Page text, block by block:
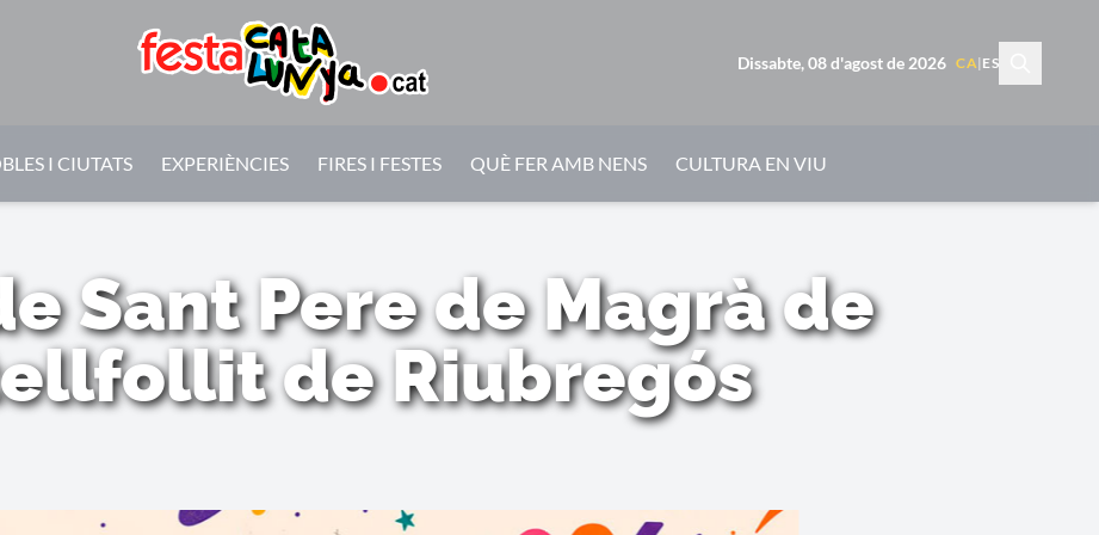
Dissabte, 08 d'agost de 2026 CA| ES
I CIUTATS EXPERIÈNCIES FIRES I FESTES QUÈ FER AMB NENS CULTURA EN VIU
Sant Pere de Magrà de
de Riubregós